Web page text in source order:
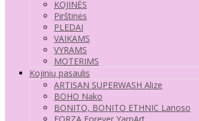
KOJINĖS
Pirštinės
PLEDAI
VAIKAMS
VYRAMS
MOTERIMS
Kojinių pasaulis
ARTISAN SUPERWASH Alize
BOHO Nako
BONITO, BONITO ETHNIC Lanoso
FORZA Forever YarnArt